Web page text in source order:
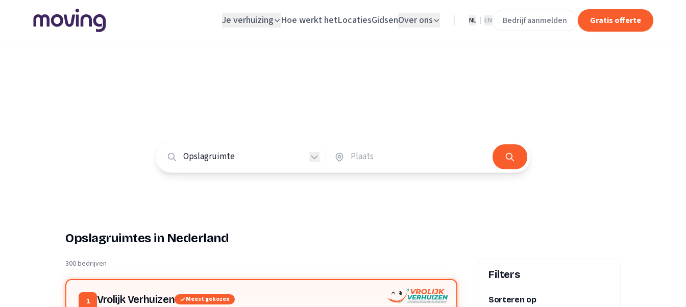
Je verhuizing
Loodgieter
Slotenmaker
Verhuisplanner
Hoe werkt hetLocatiesGidsenOver ons NL EN Bedrijf aanmelden Gratis offerte
Opslagruimtes in Nederland
300 bedrijven
1 Vrolijk Verhuizen Meest gekozen
Filters
Sorteren op